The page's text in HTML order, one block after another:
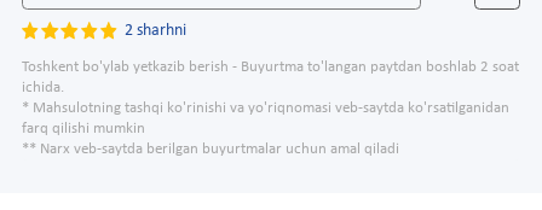
2 sharhni
Toshkent bo'ylab yetkazib berish - Buyurtma to'langan paytdan boshlab 2 soat
ichida.
* Mahsulotning tashqi ko'rinishi va yo'riqnomasi veb-saytda ko'rsatilganidan
farq qilishi mumkin
** Narx veb-saytda berilgan buyurtmalar uchun amal qiladi